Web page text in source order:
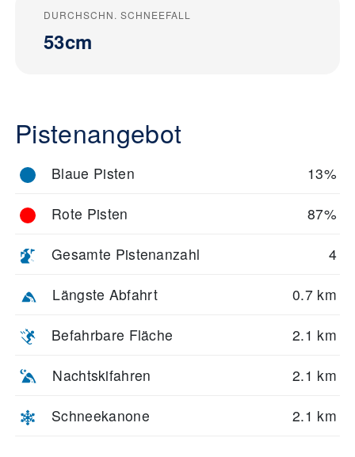
DURCHSCHN. SCHNEEFALL
53cm
Pistenangebot
Blaue Pisten 13%
Rote Pisten 87%
Gesamte Pistenanzahl 4
Längste Abfahrt 0.7 km
Befahrbare Fläche 2.1 km
Nachtskifahren 2.1 km
Schneekanone 2.1 km